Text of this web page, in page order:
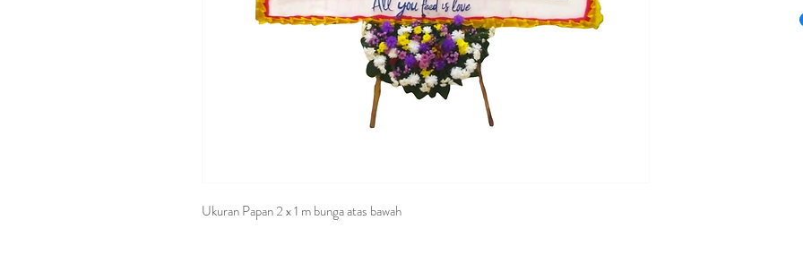
Ukuran Papan 2 x 1 m bunga atas bawah